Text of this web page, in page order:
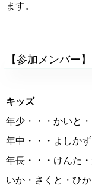
ます。
【参加メンバー】
キッズ
年少・・・かいと
年中・・・よしか
年長・・・けんた
いか・さくと・ひ